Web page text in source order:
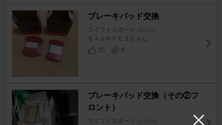
ブレーキパッド交換
スイフトスポーツ [ZC33S]
Ｂ４Ｕ＠ＦＣ３Ｓさん
25
8
ブレーキパッド交換（その②フ
ロント）
スイフトスポーツ [ZC33S]